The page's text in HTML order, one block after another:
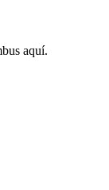
aquí.